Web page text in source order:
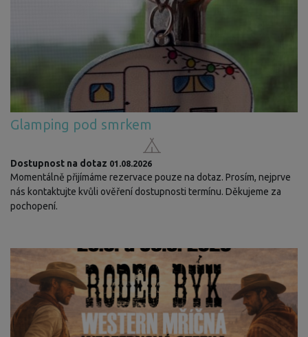
Glamping pod smrkem
Dostupnost na dotaz 01.08.2026
Momentálně přijímáme rezervace pouze na dotaz. Prosím, nejprve
nás kontaktujte kvůli ověření dostupnosti termínu. Děkujeme za
pochopení.